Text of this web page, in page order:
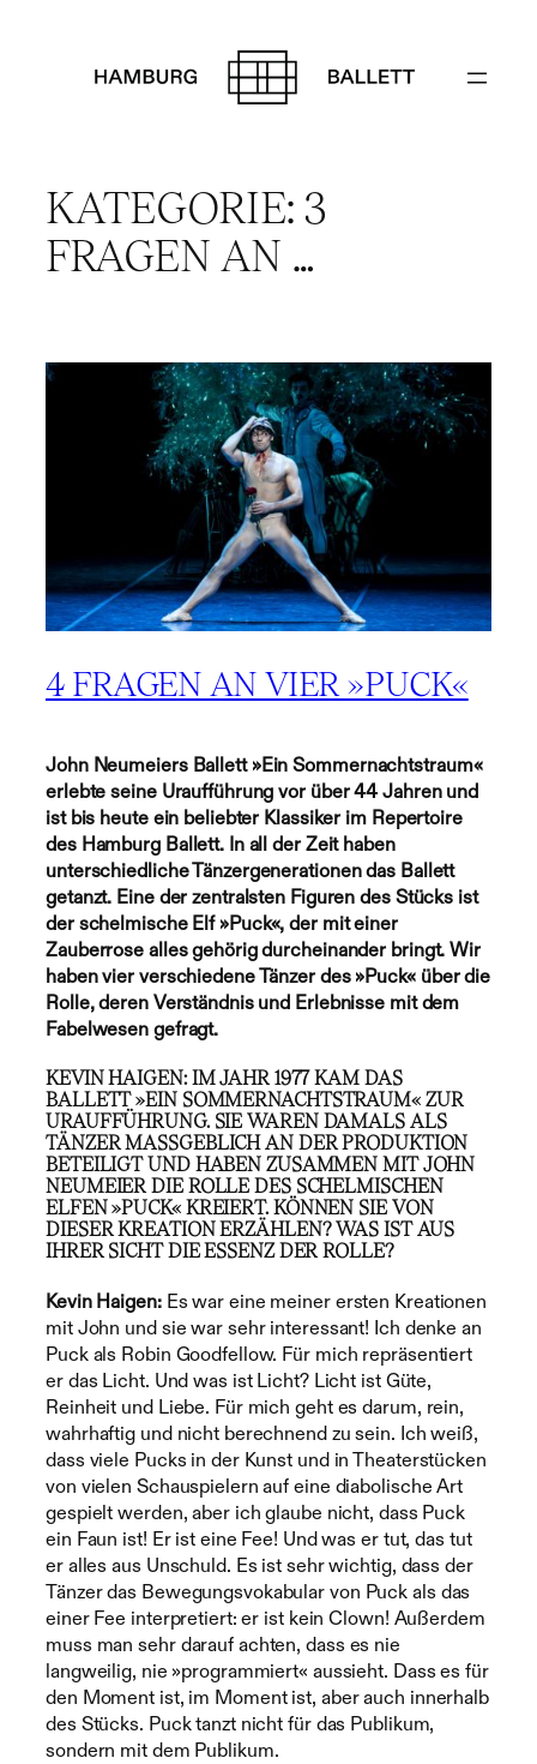
KATEGORIE: 3
FRAGEN AN …
4 FRAGEN AN VIER »PUCK«
John Neumeiers Ballett »Ein Sommernachtstraum«
erlebte seine Uraufführung vor über 44 Jahren und
ist bis heute ein beliebter Klassiker im Repertoire
des Hamburg Ballett. In all der Zeit haben
unterschiedliche Tänzergenerationen das Ballett
getanzt. Eine der zentralsten Figuren des Stücks ist
der schelmische Elf »Puck«, der mit einer
Zauberrose alles gehörig durcheinander bringt. Wir
haben vier verschiedene Tänzer des »Puck« über die
Rolle, deren Verständnis und Erlebnisse mit dem
Fabelwesen gefragt.
KEVIN HAIGEN: IM JAHR 1977 KAM DAS
BALLETT»EIN SOMMERNACHTSTRAUM«ZUR
URAUFFÜHRUNG. SIE WAREN DAMALS ALS
TÄNZER MASSGEBLICH AN DER PRODUKTION B
ETEILIGT UND HABEN ZUSAMMEN MIT JOHN N
EUMEIER DIE ROLLE DES SCHELMISCHEN E
LFEN »PUCK«KREIERT. KÖNNEN SIE VON
DIESER KREATION ERZÄHLEN? WAS IST AUS
IHRER SICHT DIE ESSENZ DER ROLLE?
Kevin Haigen:Es war eine meiner ersten Kreationen
mit John und sie war sehr interessant! Ich denke an
Puck als Robin Goodfellow. Für mich repräsentiert
er das Licht. Und was ist Licht? Licht ist Güte,
Reinheit und Liebe. Für mich geht es darum, rein,
wahrhaftig und nicht berechnend zu sein. Ich weiß,
dass viele Pucks in der Kunst und in Theaterstücken
von vielen Schauspielern auf eine diabolische Art
gespielt werden, aber ich glaube nicht, dass Puck
ein Faun ist! Er ist eine Fee! Und was er tut, das tut
er alles aus Unschuld. Es ist sehr wichtig, dass der
Tänzer das Bewegungsvokabular von Puck als das
einer Fee interpretiert: er ist kein Clown! Außerdem
muss man sehr darauf achten, dass es nie
langweilig, nie »programmiert« aussieht. Dass es für
den Moment ist, im Moment ist, aber auch innerhalb
des Stücks. Puck tanzt nicht für das Publikum,
sondern mit dem Publikum.